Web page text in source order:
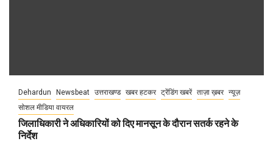
Dehardun Newsbeat उत्तराखण्ड खबर हटकर ट्रेंडिंग खबरें ताज़ा ख़बर न्यूज़
सोशल मीडिया वायरल
जिलाधिकारी ने अधिकारियों को दिए मानसून के दौरान सतर्क रहने के
निर्देश